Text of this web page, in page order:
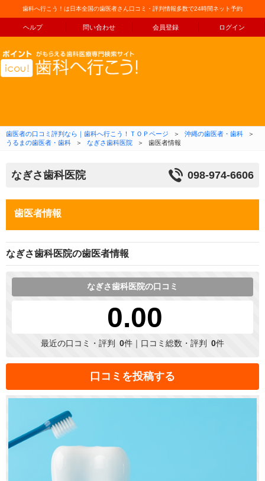
歯科へ行こう！は日本全国の歯医者さん口コミ・評判情報多数で24時間ネット予約
ヘルプ 問い合わせ 会員登録 ログイン
コンテンツへ移動
歯医者の口コミ評判なら｜歯科へ行こう！ＴＯＰページ ＞ 沖縄の歯医者・歯科
＞
うるまの歯医者・歯科
＞ なぎさ歯科医院 ＞ 歯医者情報
なぎさ歯科医院 098-974-6606
歯医者情報
なぎさ歯科医院の歯医者情報
なぎさ歯科医院の口コミ
0.00
最近の口コミ・評判 0件｜口コミ総数・評判 0件
口コミを投稿する